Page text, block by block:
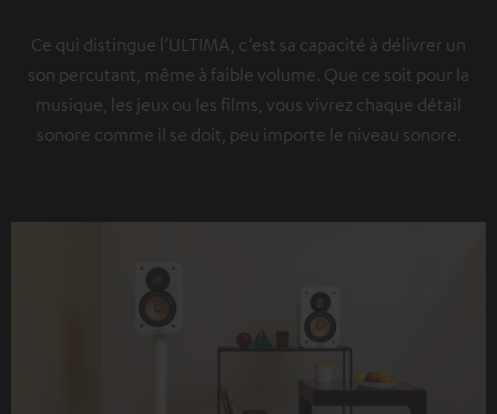
Ce qui distingue l’ULTIMA, c’est sa capacité à délivrer un
son percutant, même à faible volume. Que ce soit pour la
musique, les jeux ou les films, vous vivrez chaque détail
sonore comme il se doit, peu importe le niveau sonore.